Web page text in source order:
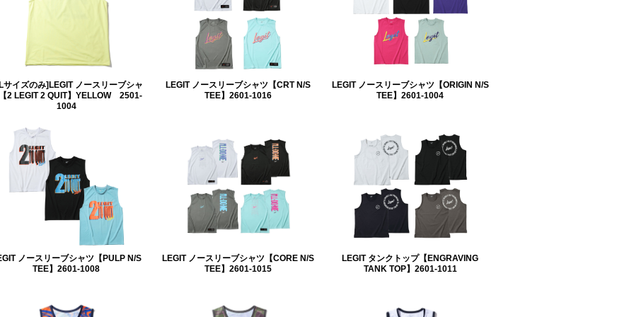
サイズのみ]LEGIT ノースリーブシャ
2 LEGIT 2 QUIT】YELLOW 2501-
1004
LEGIT ノースリーブシャツ【CRT N/S
TEE】2601-1016
LEGIT ノースリーブシャツ【ORIGIN N/S
TEE】2601-1004
ノースリーブシャツ【PULP N/S
TEE】2601-1008
LEGIT ノースリーブシャツ【CORE N/S
TEE】2601-1015
LEGIT タンクトップ【ENGRAVING
TANK TOP】2601-1011